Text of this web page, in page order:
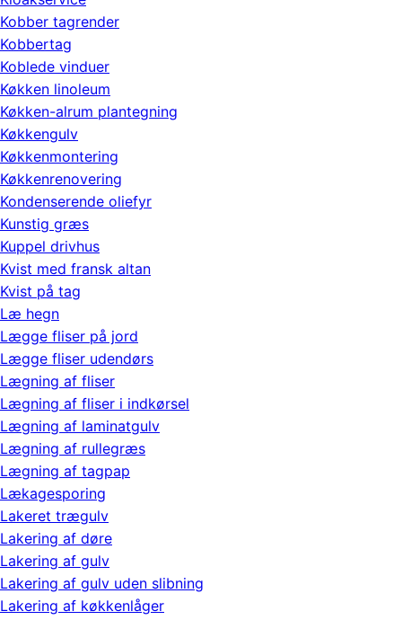
Kobber tagrender
Kobbertag
Koblede vinduer
Køkken linoleum
Køkken-alrum plantegning
Køkkengulv
Køkkenmontering
Køkkenrenovering
Kondenserende oliefyr
Kunstig græs
Kuppel drivhus
Kvist med fransk altan
Kvist på tag
Læ hegn
Lægge fliser på jord
Lægge fliser udendørs
Lægning af fliser
Lægning af fliser i indkørsel
Lægning af laminatgulv
Lægning af rullegræs
Lægning af tagpap
Lækagesporing
Lakeret trægulv
Lakering af døre
Lakering af gulv
Lakering af gulv uden slibning
Lakering af køkkenlåger